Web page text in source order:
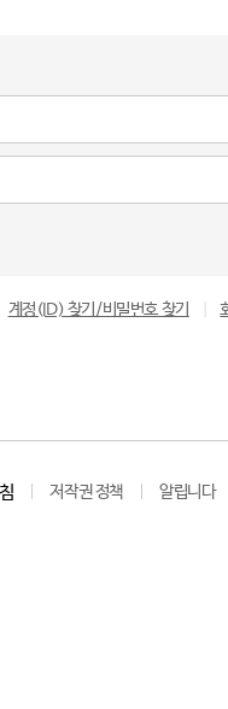
계정(ID) 찾기/비밀번호 찾기
저작권 정책 알립니다